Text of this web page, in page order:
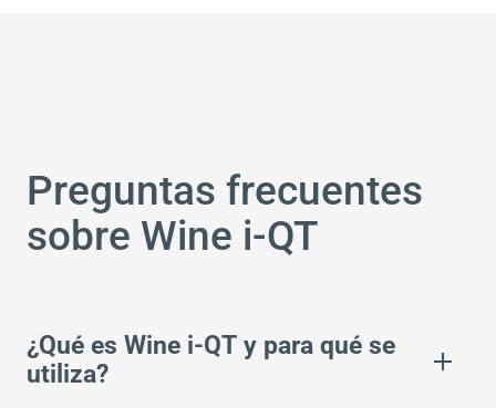
Preguntas frecuentes
sobre Wine i⁠⁠⁠⁠⁠⁠⁠⁠⁠-⁠⁠⁠⁠⁠⁠⁠⁠⁠QT
¿Qué es Wine i-QT y para qué se
utiliza?